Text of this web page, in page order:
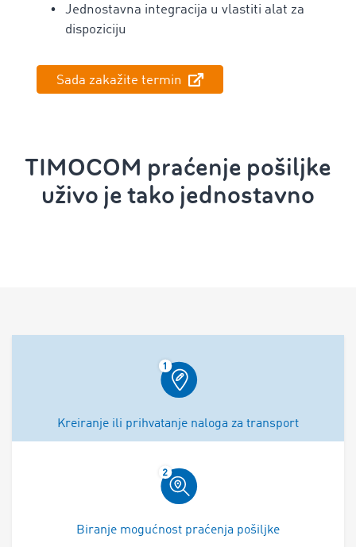
Jednostavna integracija u vlastiti alat za
dispoziciju
Sada zakažite termin
TIMOCOM praćenje pošiljke
uživo je tako jednostavno
Kreiranje ili prihvatanje naloga za transport
Biranje mogućnost praćenja pošiljke